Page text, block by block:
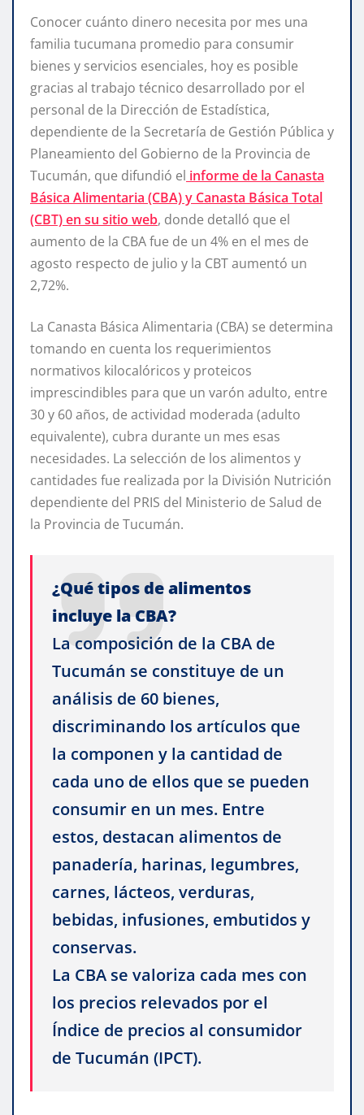
Conocer cuánto dinero necesita por mes una
familia tucumana promedio para consumir
bienes y servicios esenciales, hoy es posible
gracias al trabajo técnico desarrollado por el
personal de la Dirección de Estadística,
dependiente de la Secretaría de Gestión Pública y
Planeamiento del Gobierno de la Provincia de
Tucumán, que difundió el informe de la Canasta
Básica Alimentaria (CBA) y Canasta Básica Total
(CBT) en su sitio web, donde detalló que el
aumento de la CBA fue de un 4% en el mes de
agosto respecto de julio y la CBT aumentó un
2,72%.
La Canasta Básica Alimentaria (CBA) se determina
tomando en cuenta los requerimientos
normativos kilocalóricos y proteicos
imprescindibles para que un varón adulto, entre
30 y 60 años, de actividad moderada (adulto
equivalente), cubra durante un mes esas
necesidades. La selección de los alimentos y
cantidades fue realizada por la División Nutrición
dependiente del PRIS del Ministerio de Salud de
la Provincia de Tucumán.
¿Qué tipos de alimentos
incluye la CBA?
La composición de la CBA de
Tucumán se constituye de un
análisis de 60 bienes,
discriminando los artículos que
la componen y la cantidad de
cada uno de ellos que se pueden
consumir en un mes. Entre
estos, destacan alimentos de
panadería, harinas, legumbres,
carnes, lácteos, verduras,
bebidas, infusiones, embutidos y
conservas.
La CBA se valoriza cada mes con
los precios relevados por el
Índice de precios al consumidor
de Tucumán (IPCT).